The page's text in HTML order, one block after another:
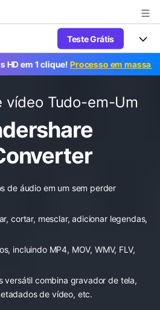
IA generativa
Teste Grátis
de Vídeo
Windows
de voz em texto
áudio e vídeo.
recursos de conversão
e inteligentes.
Popular
educacionais desfrutam
Popular
UniConverter? Aprenda o guia
você precisa para usar o
1 clique!Processo em massa grátis.
vídeo Tudo-em-Um
de áudio em um sem perder
cortar, mesclar, adicionar legendas,
incluindo MP4, MOV, WMV, FLV,
versátil combina gravador de tela,
de vídeo, etc.